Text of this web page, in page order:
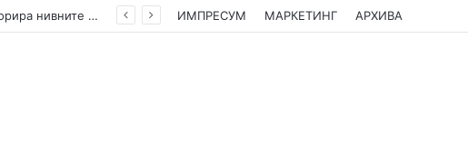
Камионџиите од Западен Балкан ќе блокираат граници бидејќи Брисел ги игнорира нивните барања ИМПРЕСУМ МАРКЕТИНГ АРХИВА